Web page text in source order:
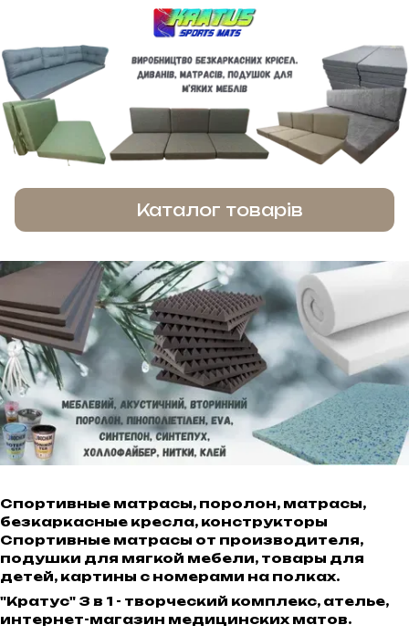
Каталог товарів
Спортивные матрасы, поролон, матрасы,
безкаркасные кресла, конструкторы
Спортивные матрасы от производителя,
подушки для мягкой мебели, товары для
детей, картины с номерами на полках.
"Кратус" 3 в 1 - творческий комплекс, ателье,
интернет-магазин медицинских матов.